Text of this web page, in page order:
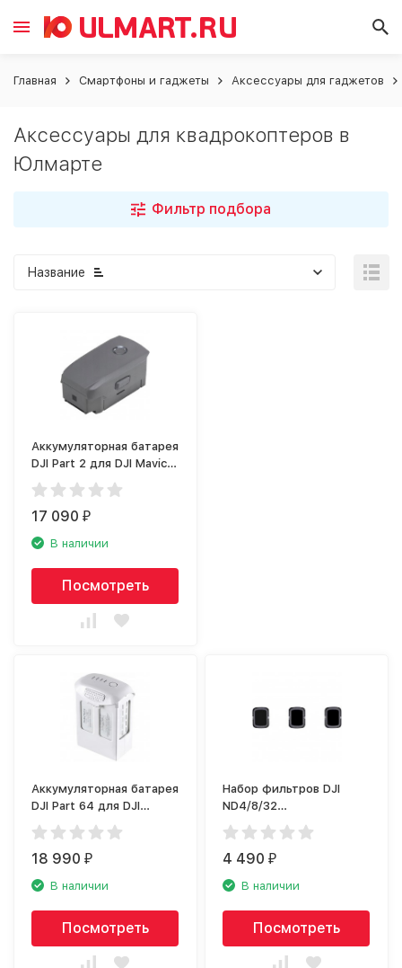
Главная Смартфоны и гаджеты Аксессуары для гаджетов
Аксессуары для квадрокоптеров в
Юлмарте
Фильтр подбора
Название
Аккумуляторная батарея
DJI Part 2 для DJI Mavic 2
Enterprise
17 090₽
В наличии
Посмотреть
Аккумуляторная батарея
DJI Part 64 для DJI
Phantom
18 990₽
В наличии
Посмотреть
Набор фильтров DJI
ND4/8/32
CP.MA.00000269.01
4 490₽
В наличии
Посмотреть